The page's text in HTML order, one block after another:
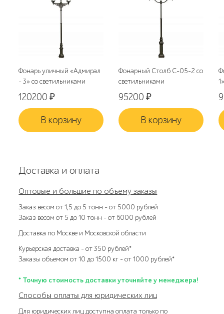
Фонарь уличный «Адмирал
- 3» со светильниками
120200₽
В корзину
Фонарный Столб С-05-2 со
светильниками
95200₽
В корзину
Доставка и оплата
Оптовые и большие по объему заказы
Заказ весом от 1,5 до 5 тонн – от 5000 рублей
Заказ весом от 5 до 10 тонн – от 6000 рублей
Доставка по Москве и Московской области
Курьерская доставка – от 350 рублей*
Заказы объемом от 10 до 1500 кг – от 1000 рублей*
* Точную стоимость доставки уточняйте у менеджера!
Способы оплаты для юридических лиц
Для юридических лиц доступна оплата только по